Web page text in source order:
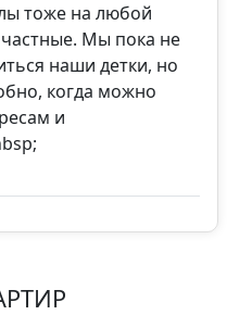
тоже на любой
Мы пока не
наши детки, но
когда можно
и